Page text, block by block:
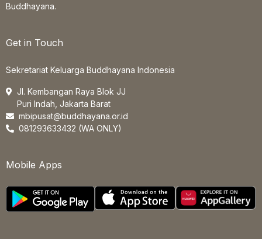
Buddhayana.
Get in Touch
Sekretariat Keluarga Buddhayana Indonesia
Jl. Kembangan Raya Blok JJ
Puri Indah, Jakarta Barat
mbipusat@buddhayana.or.id
081293633432 (WA ONLY)
Mobile Apps